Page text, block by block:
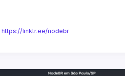
https://linktr.ee/nodebr